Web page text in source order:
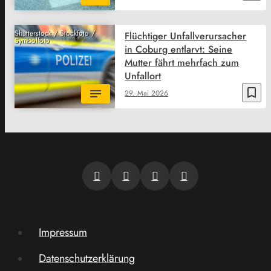
Shutterstock / Stockfoto /
Symbolfoto
bookmark_border
29. Mai 2026
Flüchtiger Unfallverursacher
in Coburg entlarvt: Seine
Mutter fährt mehrfach zum
Unfallort
Impressum
Datenschutzerklärung